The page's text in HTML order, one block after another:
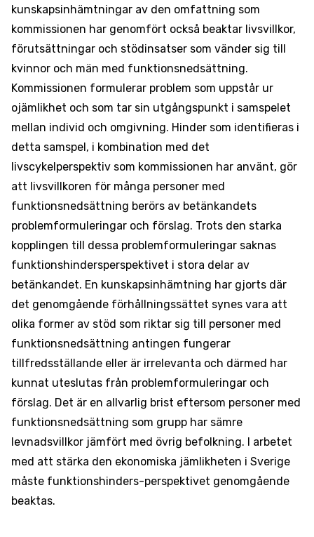
kunskapsinhämtningar av den omfattning som
kommissionen har genomfört också beaktar livsvillkor,
förutsättningar och stödinsatser som vänder sig till
kvinnor och män med funktionsnedsättning.
Kommissionen formulerar problem som uppstår ur
ojämlikhet och som tar sin utgångspunkt i samspelet
mellan individ och omgivning. Hinder som identifieras i
detta samspel, i kombination med det
livscykelperspektiv som kommissionen har använt, gör
att livsvillkoren för många personer med
funktionsnedsättning berörs av betänkandets
problemformuleringar och förslag. Trots den starka
kopplingen till dessa problemformuleringar saknas
funktionshindersperspektivet i stora delar av
betänkandet. En kunskapsinhämtning har gjorts där
det genomgående förhållningssättet synes vara att
olika former av stöd som riktar sig till personer med
funktionsnedsättning antingen fungerar
tillfredsställande eller är irrelevanta och därmed har
kunnat uteslutas från problemformuleringar och
förslag. Det är en allvarlig brist eftersom personer med
funktionsnedsättning som grupp har sämre
levnadsvillkor jämfört med övrig befolkning. I arbetet
med att stärka den ekonomiska jämlikheten i Sverige
måste funktionshinders-perspektivet genomgående
beaktas.